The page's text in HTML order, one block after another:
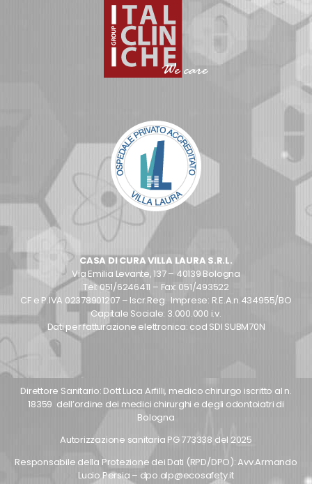
CASA DI CURA VILLA LAURA S.R.L.
Via Emilia Levante, 137 – 40139 Bologna
Tel: 051/6246411 – Fax: 051/493522
CF e P.IVA 02378901207 – Iscr.Reg. Imprese: R.E.A.n.434955/BO
Capitale Sociale: 3.000.000 i.v.
Dati per fatturazione elettronica: cod SDI SUBM70N
Direttore Sanitario: Dott Luca Arfilli, medico chirurgo iscritto al n.
18359 dell’ordine dei medici chirurghi e degli odontoiatri di
Bologna
Autorizzazione sanitaria PG 773338 del 2025
Responsabile della Protezione dei Dati (RPD/DPO): Avv.Armando
Lucio Persia – dpo.alp@ecosafety.it